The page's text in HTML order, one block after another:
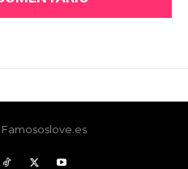
Famososlove.es